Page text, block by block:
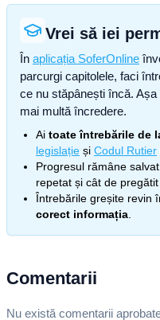
Vrei să iei
În aplicația SoferOnline
parcurgi capitolele, faci
ce nu stăpânești încă.
mai multă încredere.
Ai toate întrebările de
legislație și Codul Rutier
Progresul rămâne
repetat și cât de pregătit
Întrebările greșite revin
corect informația
Comentarii
Nu există comentarii